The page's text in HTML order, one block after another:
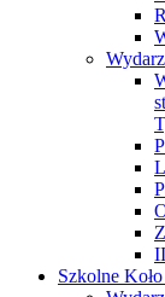
Szkolne